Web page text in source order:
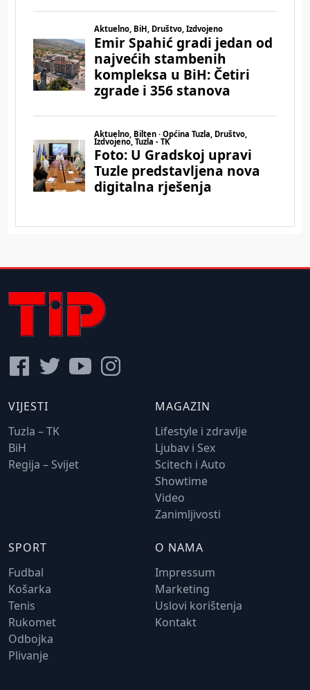
VIJESTI
Tuzla – TK
BiH
Regija – Svijet
MAGAZIN
Lifestyle i zdravlje
Ljubav i Sex
Scitech i Auto
Showtime
Video
Zanimljivosti
SPORT
Fudbal
Košarka
Tenis
Rukomet
Odbojka
Plivanje
O NAMA
Impressum
Marketing
Uslovi korištenja
Kontakt